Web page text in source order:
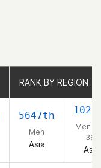
RANK BY REGION
5647th
Men
Asia
Men
39)
Asia
RANK BY REGION